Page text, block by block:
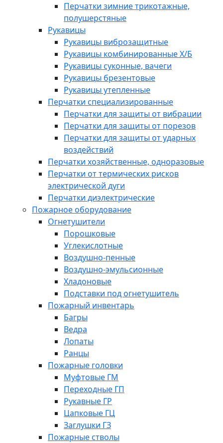
Перчатки зимние трикотажные,
полушерстяные
Рукавицы
Рукавицы виброзащитные
Рукавицы комбинированные Х/Б
Рукавицы суконные, вачеги
Рукавицы брезентовые
Рукавицы утепленные
Перчатки специализированные
Перчатки для защиты от вибрации
Перчатки для защиты от порезов
Перчатки для защиты от ударных
воздействий
Перчатки хозяйственные, одноразовые
Перчатки от термических рисков
электрической дуги
Перчатки диэлектрические
Пожарное оборудование
Огнетушители
Порошковые
Углекислотные
Воздушно-пенные
Воздушно-эмульсионные
Хладоновые
Подставки под огнетушитель
Пожарный инвентарь
Багры
Ведра
Лопаты
Ранцы
Пожарные головки
Муфтовые ГМ
Переходные ГП
Рукавные ГР
Цапковые ГЦ
Заглушки ГЗ
Пожарные стволы